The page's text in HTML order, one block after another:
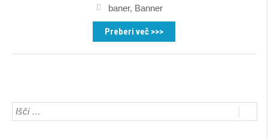
baner, Banner
Preberi več >>>